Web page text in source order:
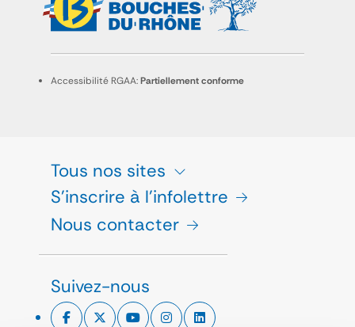
Accessibilité RGAA:Partiellement conforme
Tous nos sites
S'inscrire à l'infolettre
Nous contacter
Suivez-nous